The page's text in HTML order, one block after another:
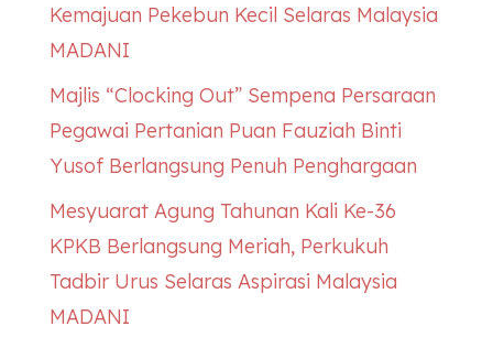
Kemajuan Pekebun Kecil Selaras Malaysia
MADANI
Majlis “Clocking Out” Sempena Persaraan
Pegawai Pertanian Puan Fauziah Binti
Yusof Berlangsung Penuh Penghargaan
Mesyuarat Agung Tahunan Kali Ke-36
KPKB Berlangsung Meriah, Perkukuh
Tadbir Urus Selaras Aspirasi Malaysia
MADANI